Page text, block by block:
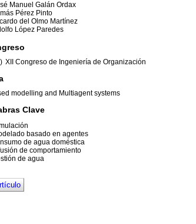
Manuel Galán Ordax
Pérez Pinto
del Olmo Martínez
López Paredes
XII Congreso de Ingeniería de Organización
modelling and Multiagent systems
Clave
basado en agentes
de agua doméstica
de comportamiento
de agua